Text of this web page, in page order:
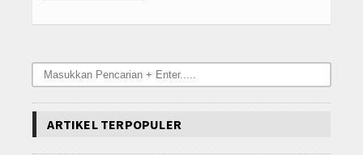
ARTIKEL TERPOPULER